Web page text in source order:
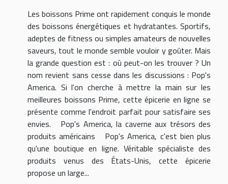
Les boissons Prime ont rapidement conquis le monde
des boissons énergétiques et hydratantes. Sportifs,
adeptes de fitness ou simples amateurs de nouvelles
saveurs, tout le monde semble vouloir y goûter. Mais
la grande question est : où peut-on les trouver ? Un
nom revient sans cesse dans les discussions : Pop's
America. Si l'on cherche à mettre la main sur les
meilleures boissons Prime, cette épicerie en ligne se
présente comme l'endroit parfait pour satisfaire ses
envies. Pop's America, la caverne aux trésors des
produits américains Pop's America, c'est bien plus
qu'une boutique en ligne. Véritable spécialiste des
produits venus des États-Unis, cette épicerie
propose un large...